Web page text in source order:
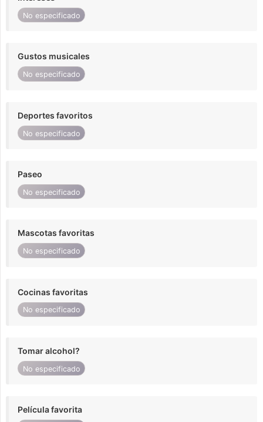
No especificado
Gustos musicales
No especificado
Deportes favoritos
No especificado
Paseo
No especificado
Mascotas favoritas
No especificado
Cocinas favoritas
No especificado
Tomar alcohol?
No especificado
Película favorita